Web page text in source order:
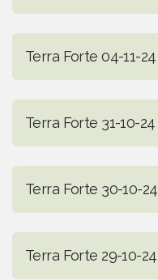
Terra Forte 04-11-24
Terra Forte 31-10-24
Terra Forte 30-10-24
Terra Forte 29-10-24